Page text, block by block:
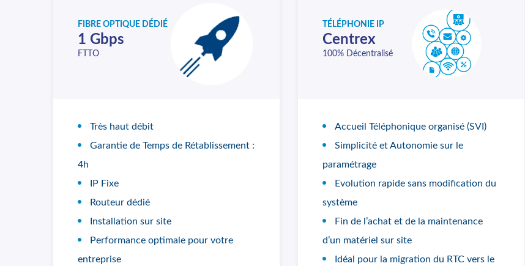
FIBRE OPTIQUE DÉDIÉ
1 Gbps
FTTO
Très haut débit
Garantie de Temps de Rétablissement :
4h
IP Fixe
Routeur dédié
Installation sur site
Performance optimale pour votre
entreprise
TÉLÉPHONIE IP
Centrex
100% Décentralisé
Accueil Téléphonique organisé (SVI)
Simplicité et Autonomie sur le
paramétrage
Evolution rapide sans modification du
système
Fin de l’achat et de la maintenance
d’un matériel sur site
Idéal pour la migration du RTC vers le